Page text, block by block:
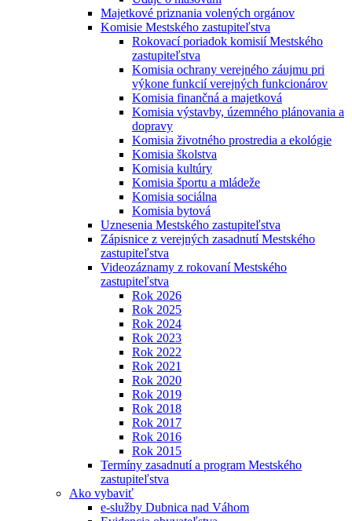
Majetkové priznania volených orgánov
Komisie Mestského zastupiteľstva
Rokovací poriadok komisií Mestského
zastupiteľstva
Komisia ochrany verejného záujmu pri
výkone funkcií verejných funkcionárov
Komisia finančná a majetková
Komisia výstavby, územného plánovania a
dopravy
Komisia životného prostredia a ekológie
Komisia školstva
Komisia kultúry
Komisia športu a mládeže
Komisia sociálna
Komisia bytová
Uznesenia Mestského zastupiteľstva
Zápisnice z verejných zasadnutí Mestského
zastupiteľstva
Videozáznamy z rokovaní Mestského
zastupiteľstva
Rok 2026
Rok 2025
Rok 2024
Rok 2023
Rok 2022
Rok 2021
Rok 2020
Rok 2019
Rok 2018
Rok 2017
Rok 2016
Rok 2015
Termíny zasadnutí a program Mestského
zastupiteľstva
Ako vybaviť
e-služby Dubnica nad Váhom